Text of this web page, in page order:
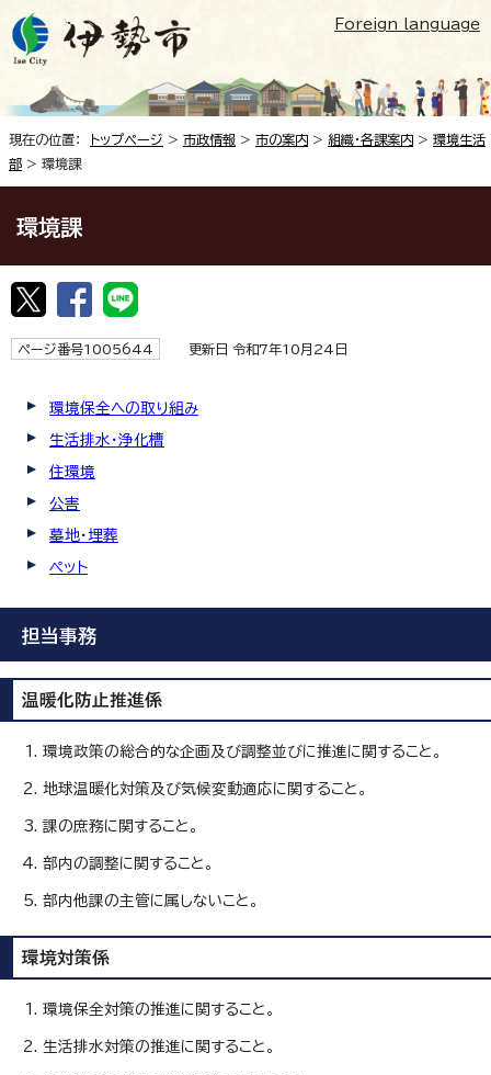
Foreign language
現在の位置： トップページ > 市政情報 > 市の案内 > 組織・各課案内 > 環境生活
部 > 環境課
環境課
ページ番号1005644 更新日 令和7年10月24日
環境保全への取り組み
生活排水・浄化槽
住環境
公害
墓地・埋葬
ペット
担当事務
温暖化防止推進係
環境政策の総合的な企画及び調整並びに推進に関すること。
地球温暖化対策及び気候変動適応に関すること。
課の庶務に関すること。
部内の調整に関すること。
部内他課の主管に属しないこと。
環境対策係
環境保全対策の推進に関すること。
生活排水対策の推進に関すること。